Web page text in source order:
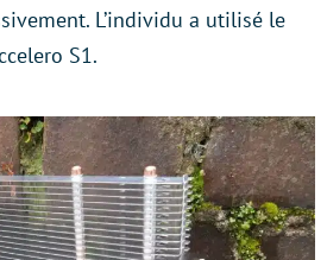
L’individu a utilisé le
S1.